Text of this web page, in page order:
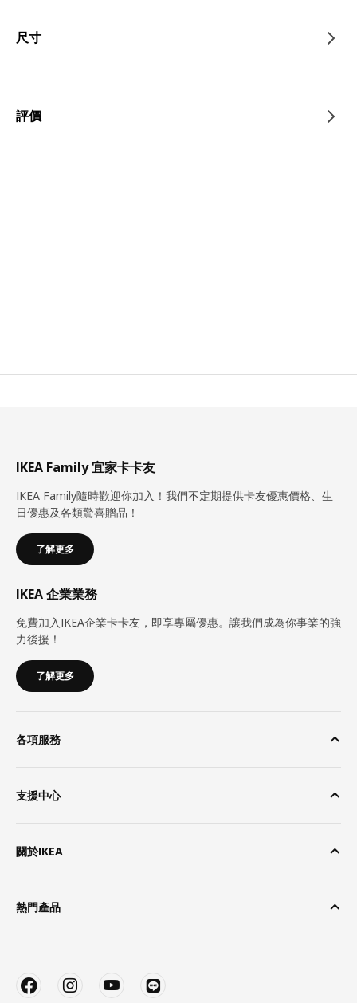
尺寸
評價
IKEA Family 宜家卡卡友
IKEA Family隨時歡迎你加入！我們不定期提供卡友優惠價格、生
日優惠及各類驚喜贈品！
了解更多
IKEA 企業業務
免費加入IKEA企業卡卡友，即享專屬優惠。讓我們成為你事業的強
力後援！
了解更多
各項服務
支援中心
關於IKEA
熱門產品